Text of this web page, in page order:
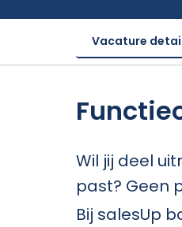
Vacature
Wil jij deel
past? Geen
Bij salesUp